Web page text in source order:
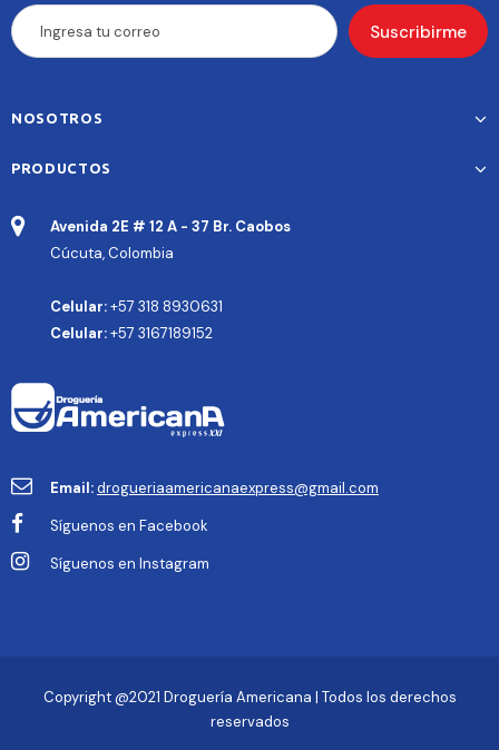
NOSOTROS
PRODUCTOS
Avenida 2E # 12 A - 37 Br. Caobos
Cúcuta, Colombia
Celular:+57 318 8930631
Celular:+57 3167189152
Email:drogueriaamericanaexpress@gmail.com
Síguenos en Facebook
Síguenos en Instagram
Copyright @2021 Droguería Americana | Todos los derechos
reservados